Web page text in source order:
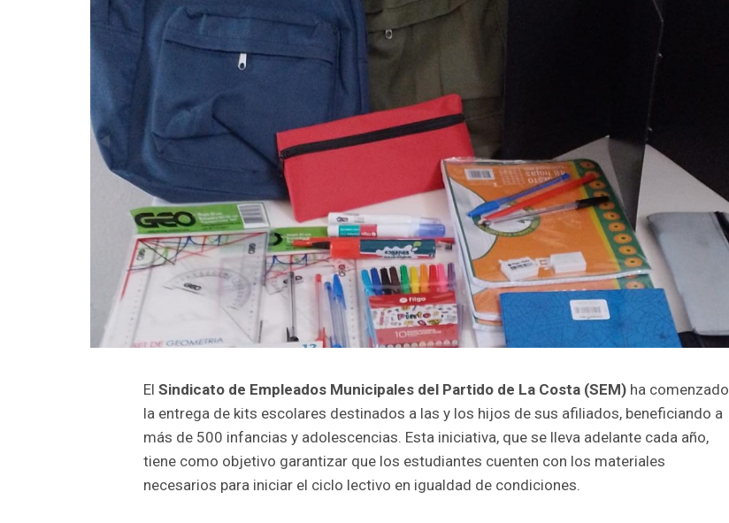
El Sindicato de Empleados Municipales del Partido de La Costa (SEM) ha comenzado
la entrega de kits escolares destinados a las y los hijos de sus afiliados, beneficiando a
más de 500 infancias y adolescencias. Esta iniciativa, que se lleva adelante cada año,
tiene como objetivo garantizar que los estudiantes cuenten con los materiales
necesarios para iniciar el ciclo lectivo en igualdad de condiciones.